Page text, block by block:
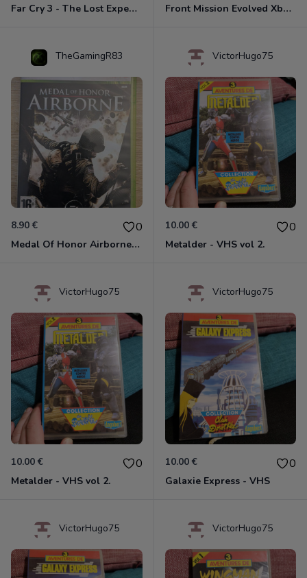
Far Cry 3 - The Lost Expeditions - Edition Spéciale Xbox 360 Front Mission Evolved Xbox 360
TheGamingR83
8.90 € 0
Medal Of Honor Airborne Xbox 360
VictorHugo75
10.00 € 0
Metalder - VHS vol 2.
VictorHugo75
10.00 € 0
Metalder - VHS vol 2.
VictorHugo75
10.00 € 0
Galaxie Express - VHS
VictorHugo75 VictorHugo75